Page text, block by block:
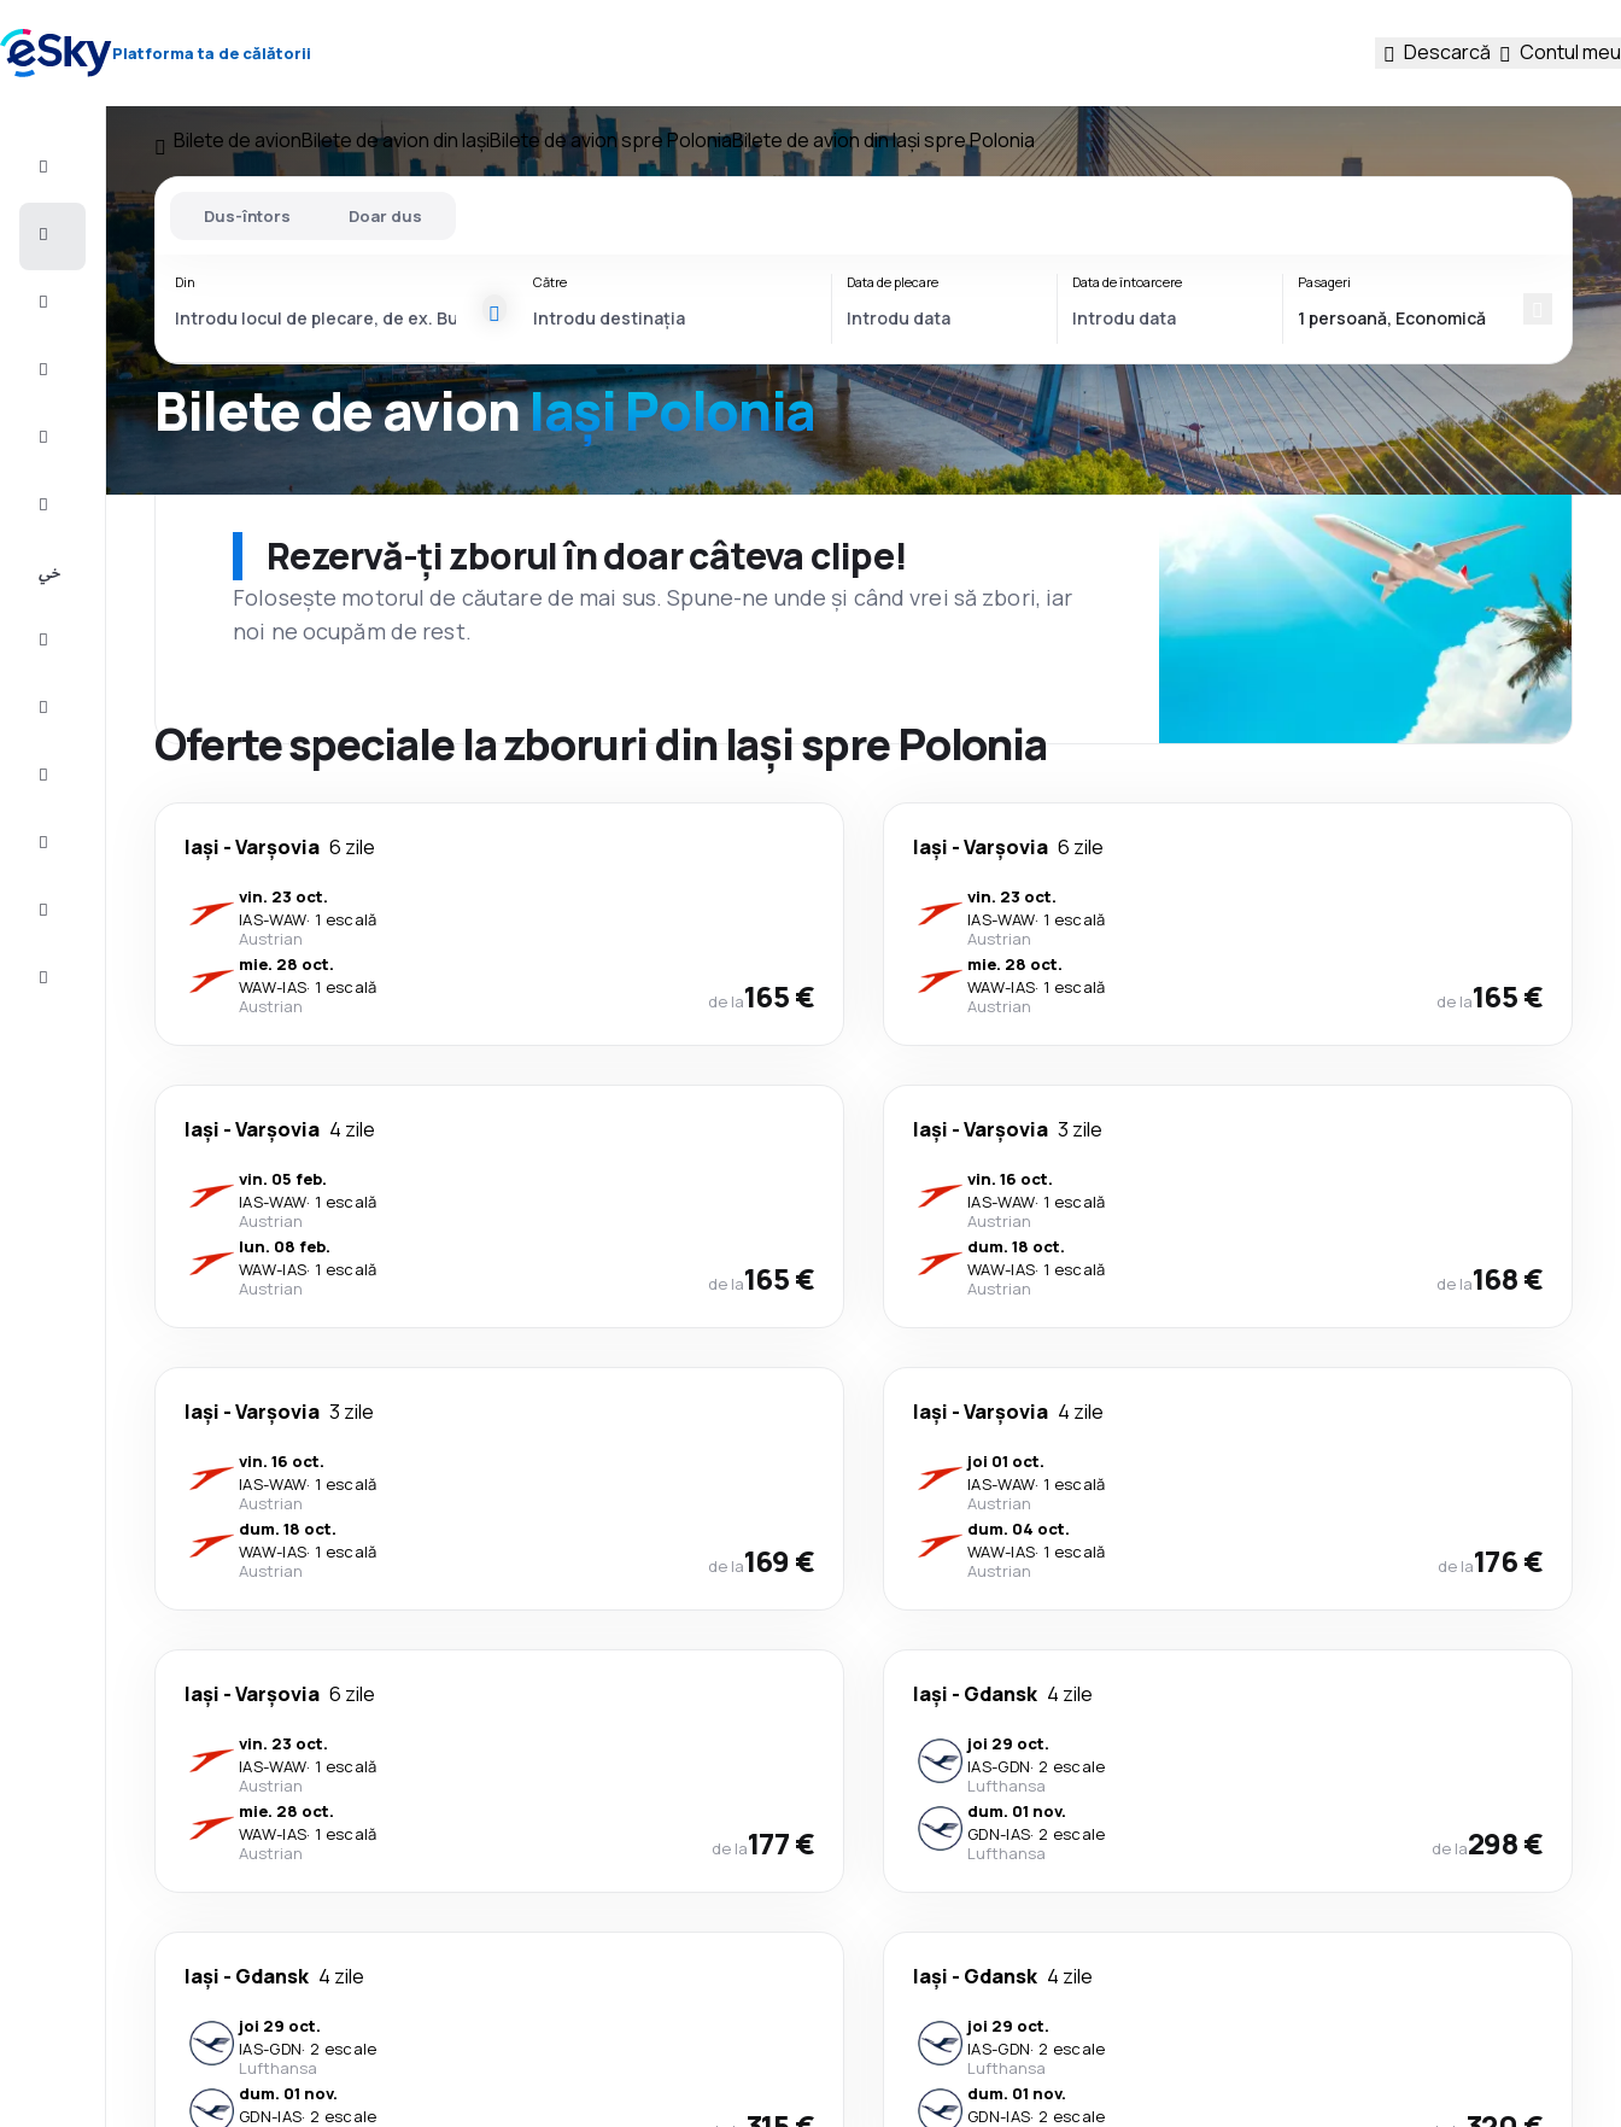
Platforma ta de călătorii Descarcă Contul meu
Vacanţe
Bilete de avionBilete de avion din IașiBilete de avion spre PoloniaBilete de avion din Iași spre Polonia
Bilete de avionIași Polonia
Dus-întors Doar dus
Din Către Data de plecare Data de întoarcere Pasageri
Rezervă-ți zborul în doar câteva clipe!
Folosește motorul de căutare de mai sus. Spune-ne unde și când vrei să zbori, iar
noi ne ocupăm de rest.
Oferte speciale la zboruri din Iași spre Polonia
Iași -Varşovia 6 zile
vin. 23 oct.
IAS-WAW· 1 escală
Austrian
mie. 28 oct.
WAW-IAS· 1 escală
Austrian
de la165 €
Iași -Varşovia 6 zile
vin. 23 oct.
IAS-WAW· 1 escală
Austrian
mie. 28 oct.
WAW-IAS· 1 escală
Austrian
de la165 €
Iași -Varşovia 4 zile
vin. 05 feb.
IAS-WAW· 1 escală
Austrian
lun. 08 feb.
WAW-IAS· 1 escală
Austrian
de la165 €
Iași -Varşovia 3 zile
vin. 16 oct.
IAS-WAW· 1 escală
Austrian
dum. 18 oct.
WAW-IAS· 1 escală
Austrian
de la168 €
Iași -Varşovia 3 zile
vin. 16 oct.
IAS-WAW· 1 escală
Austrian
dum. 18 oct.
WAW-IAS· 1 escală
Austrian
de la169 €
Iași -Varşovia 4 zile
joi 01 oct.
IAS-WAW· 1 escală
Austrian
dum. 04 oct.
WAW-IAS· 1 escală
Austrian
de la176 €
Iași -Varşovia 6 zile
vin. 23 oct.
IAS-WAW· 1 escală
Austrian
mie. 28 oct.
WAW-IAS· 1 escală
Austrian
de la177 €
Iași - Gdansk 4 zile
joi 29 oct.
IAS-GDN· 2 escale
Lufthansa
dum. 01 nov.
GDN-IAS· 2 escale
Lufthansa
de la298 €
Iași - Gdansk 4 zile
joi 29 oct.
IAS-GDN· 2 escale
Lufthansa
dum. 01 nov.
GDN-IAS· 2 escale
Iași - Gdansk 4 zile
joi 29 oct.
IAS-GDN· 2 escale
Lufthansa
dum. 01 nov.
GDN-IAS· 2 escale